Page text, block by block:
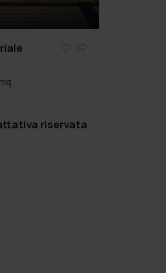
riservata